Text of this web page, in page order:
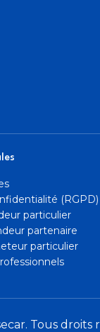
particulier
partenaire
particulier
Tous droits